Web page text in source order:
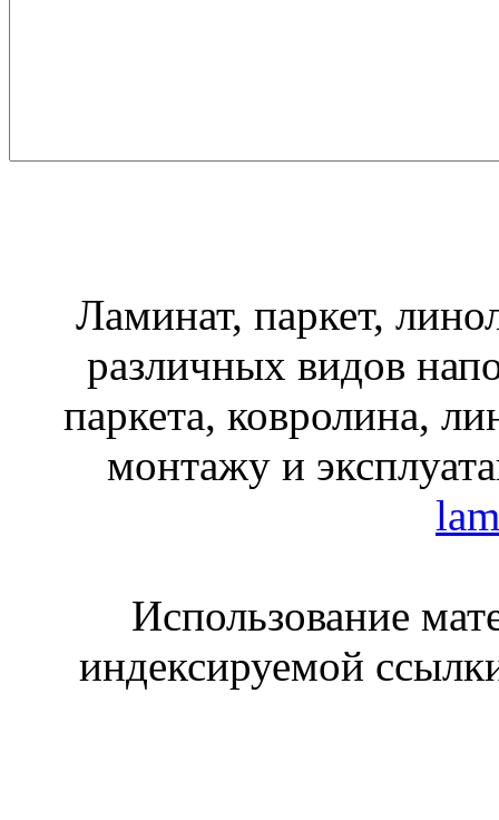
Ламинат, паркет,
различных видов
паркета, ковролина,
монтажу и
Использование
индексируемой